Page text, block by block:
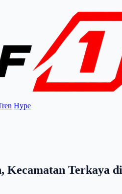
Hype
Kecamatan Terkaya